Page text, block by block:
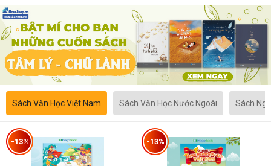
Sách Văn Học Việt Nam Sách Văn Học Nước Ngoài Sách
-13% -13%